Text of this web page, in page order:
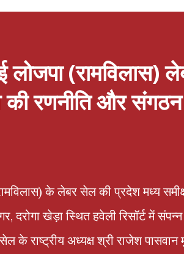
(रामविलास)
रणनीति और संगठन
के लेबर सेल की प्रदेश मध्य
दरोगा खेड़ा स्थित हवेली रिसॉर्ट में
सेल के राष्ट्रीय अध्यक्ष श्री राजेश